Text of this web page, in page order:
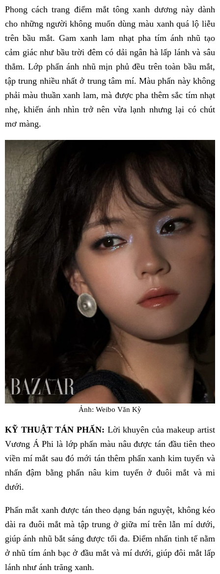
Phong cách trang điểm mắt tông xanh dương này dành
cho những người không muốn dùng màu xanh quá lộ liễu
trên bầu mắt. Gam xanh lam nhạt pha tím ánh nhũ tạo
cảm giác như bầu trời đêm có dải ngân hà lấp lánh và sâu
thẳm. Lớp phấn ánh nhũ mịn phủ đều trên toàn bầu mắt,
tập trung nhiều nhất ở trung tâm mí. Màu phấn này không
phải màu thuần xanh lam, mà được pha thêm sắc tím nhạt
nhẹ, khiến ánh nhìn trở nên vừa lạnh nhưng lại có chút
mơ màng.
Ảnh: Weibo Văn Kỳ
KỸ THUẬT TÁN PHẤN: Lời khuyên của makeup artist
Vương Á Phi là lớp phấn màu nâu được tán đầu tiên theo
viền mí mắt sau đó mới tán thêm phấn xanh kim tuyến và
nhấn đậm bằng phấn nâu kim tuyến ở đuôi mắt và mi
dưới.
Phấn mắt xanh được tán theo dạng bán nguyệt, không kéo
dài ra đuôi mắt mà tập trung ở giữa mí trên lẫn mí dưới,
giúp ánh nhũ bắt sáng được tối đa. Điểm nhấn tinh tế nằm
ở nhũ tím ánh bạc ở đầu mắt và mí dưới, giúp đôi mắt lấp
lánh như ánh trăng xanh.